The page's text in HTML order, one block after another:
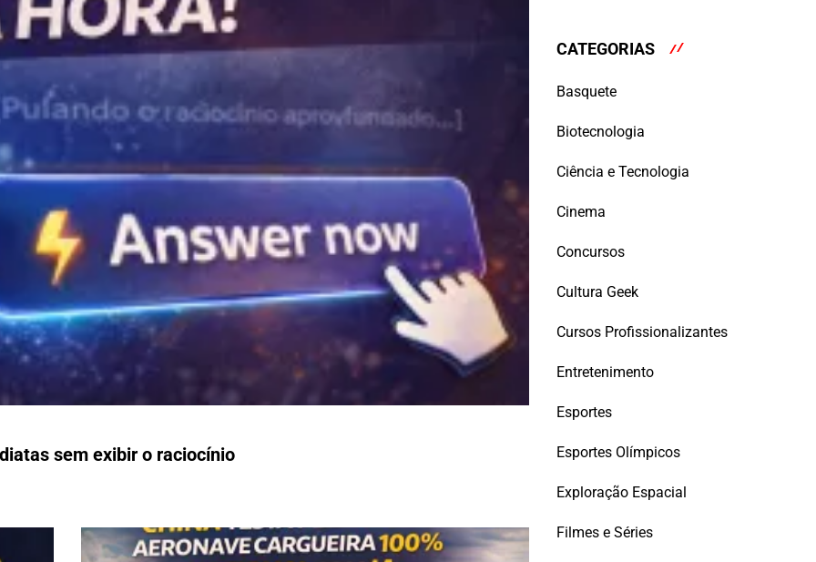
sem exibir o raciocínio
CATEGORIAS
Basquete
Biotecnologia
Ciência e Tecnologia
Cinema
Concursos
Cultura Geek
Cursos Profissionalizantes
Entretenimento
Esportes
Esportes Olímpicos
Exploração Espacial
Filmes e Séries